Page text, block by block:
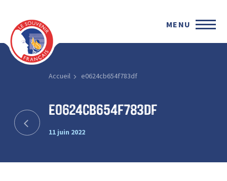
MENU
Accueil e0624cb654f783df
e0624cb654f783df
11 juin 2022